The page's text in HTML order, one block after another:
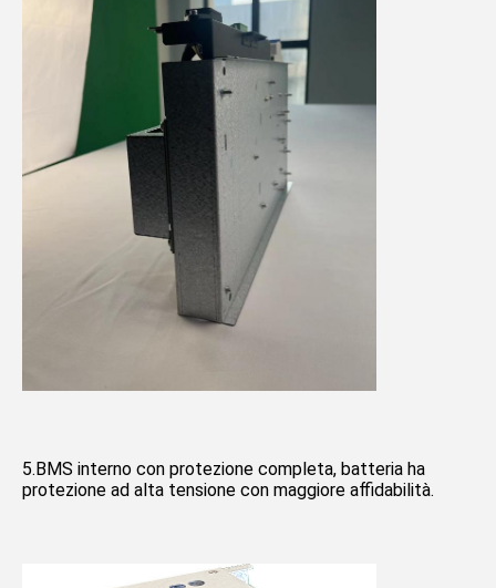
5.BMS interno con protezione completa, batteria ha
protezione ad alta tensione con maggiore affidabilità.